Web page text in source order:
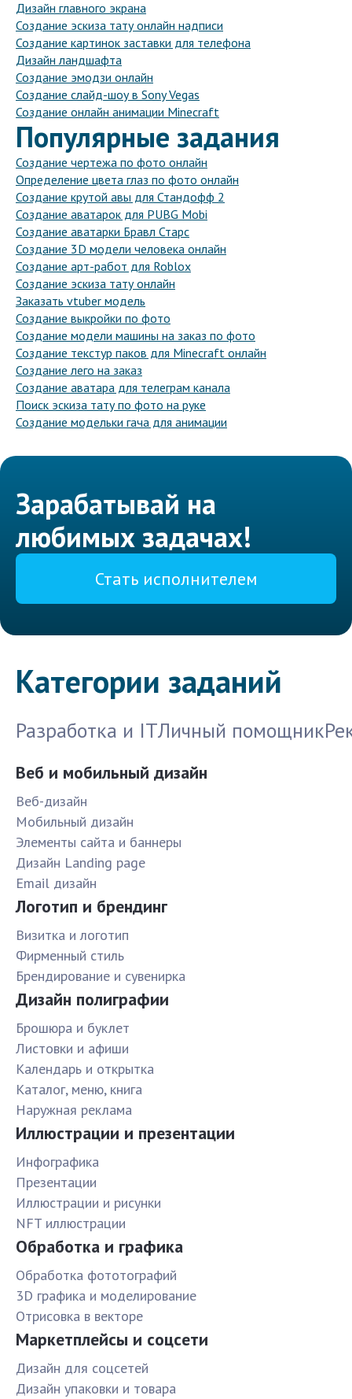
Дизайн главного экрана
Создание эскиза тату онлайн надписи
Создание картинок заставки для телефона
Дизайн ландшафта
Создание эмодзи онлайн
Создание слайд-шоу в Sony Vegas
Создание онлайн анимации Minecraft
Популярные задания
Создание чертежа по фото онлайн
Определение цвета глаз по фото онлайн
Создание крутой авы для Стандофф 2
Создание аватарок для PUBG Mobi
Создание аватарки Бравл Старс
Создание 3D модели человека онлайн
Создание арт-работ для Roblox
Создание эскиза тату онлайн
Заказать vtuber модель
Создание выкройки по фото
Создание модели машины на заказ по фото
Создание текстур паков для Minecraft онлайн
Создание лего на заказ
Создание аватара для телеграм канала
Поиск эскиза тату по фото на руке
Создание модельки гача для анимации
Зарабатывай на
любимых задачах!
Стать исполнителем
Категории заданий
Разработка и ITЛичный помощник
Веб и мобильный дизайн
Веб-дизайн
Мобильный дизайн
Элементы сайта и баннеры
Дизайн Landing page
Email дизайн
Логотип и брендинг
Визитка и логотип
Фирменный стиль
Брендирование и сувенирка
Дизайн полиграфии
Брошюра и буклет
Листовки и афиши
Календарь и открытка
Каталог, меню, книга
Наружная реклама
Иллюстрации и презентации
Инфографика
Презентации
Иллюстрации и рисунки
NFT иллюстрации
Обработка и графика
Обработка фототографий
3D графика и моделирование
Отрисовка в векторе
Маркетплейсы и соцсети
Дизайн для соцсетей
Дизайн упаковки и товара